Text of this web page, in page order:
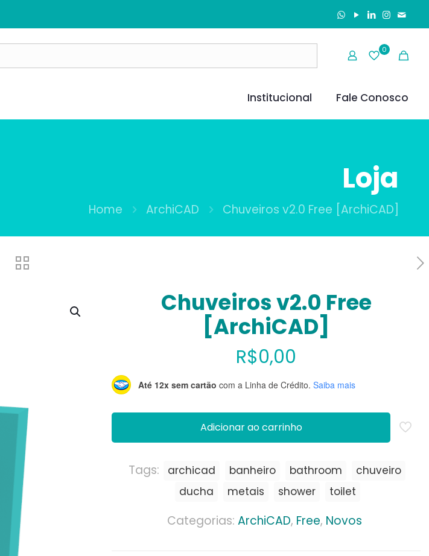
0
Institucional Fale Conosco
Loja
Home ArchiCAD Chuveiros v2.0 Free [ArchiCAD]
Chuveiros v2.0 Free
[ArchiCAD]
R$0,00
Até 12x sem cartão com a Linha de Crédito. Saiba mais
Adicionar ao carrinho
Categorias: ArchiCAD, Free, Novos
Tags: archicad banheiro bathroom
chuveiro
ducha
metais shower toilet